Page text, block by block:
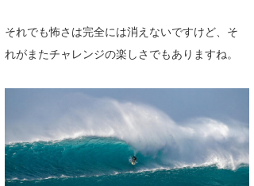
それでも怖さは完全には消えないですけど、そ
れがまたチャレンジの楽しさでもありますね。